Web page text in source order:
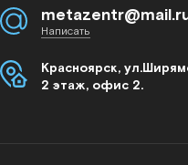
Написать
Красноярск,
2 этаж, офис 2.